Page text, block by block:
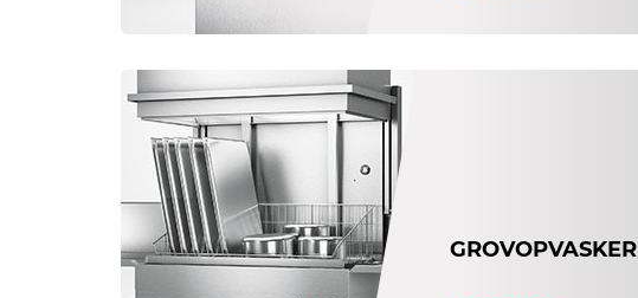
GROVOPVASKER